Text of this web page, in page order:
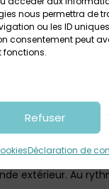
nous permettra de
ou les ID
consentement peut
fonctions.
Refuser
Déclaration de
11 octobre à 9h30
de forêt en
troncs de
de la nature en
imprévus, elle
extérieur. Au